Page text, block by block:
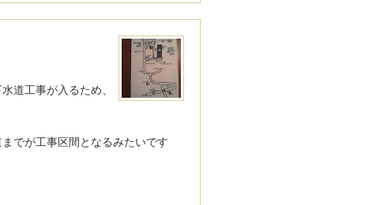
道工事が入るため、
でが工事区間となるみたいです